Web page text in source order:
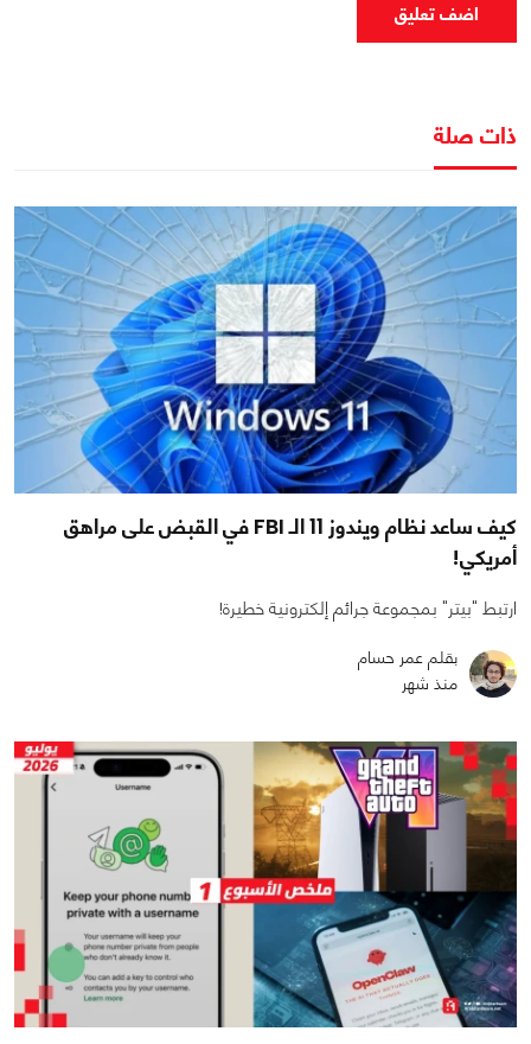
اضف تعليق
ذات صلة
كيف ساعد نظام ويندوز 11 الـ FBI في القبض على مراهق
أمريكي!
ارتبط "بيتر" بمجموعة جرائم إلكترونية خطيرة!
بقلم عمر حسام
منذ شهر